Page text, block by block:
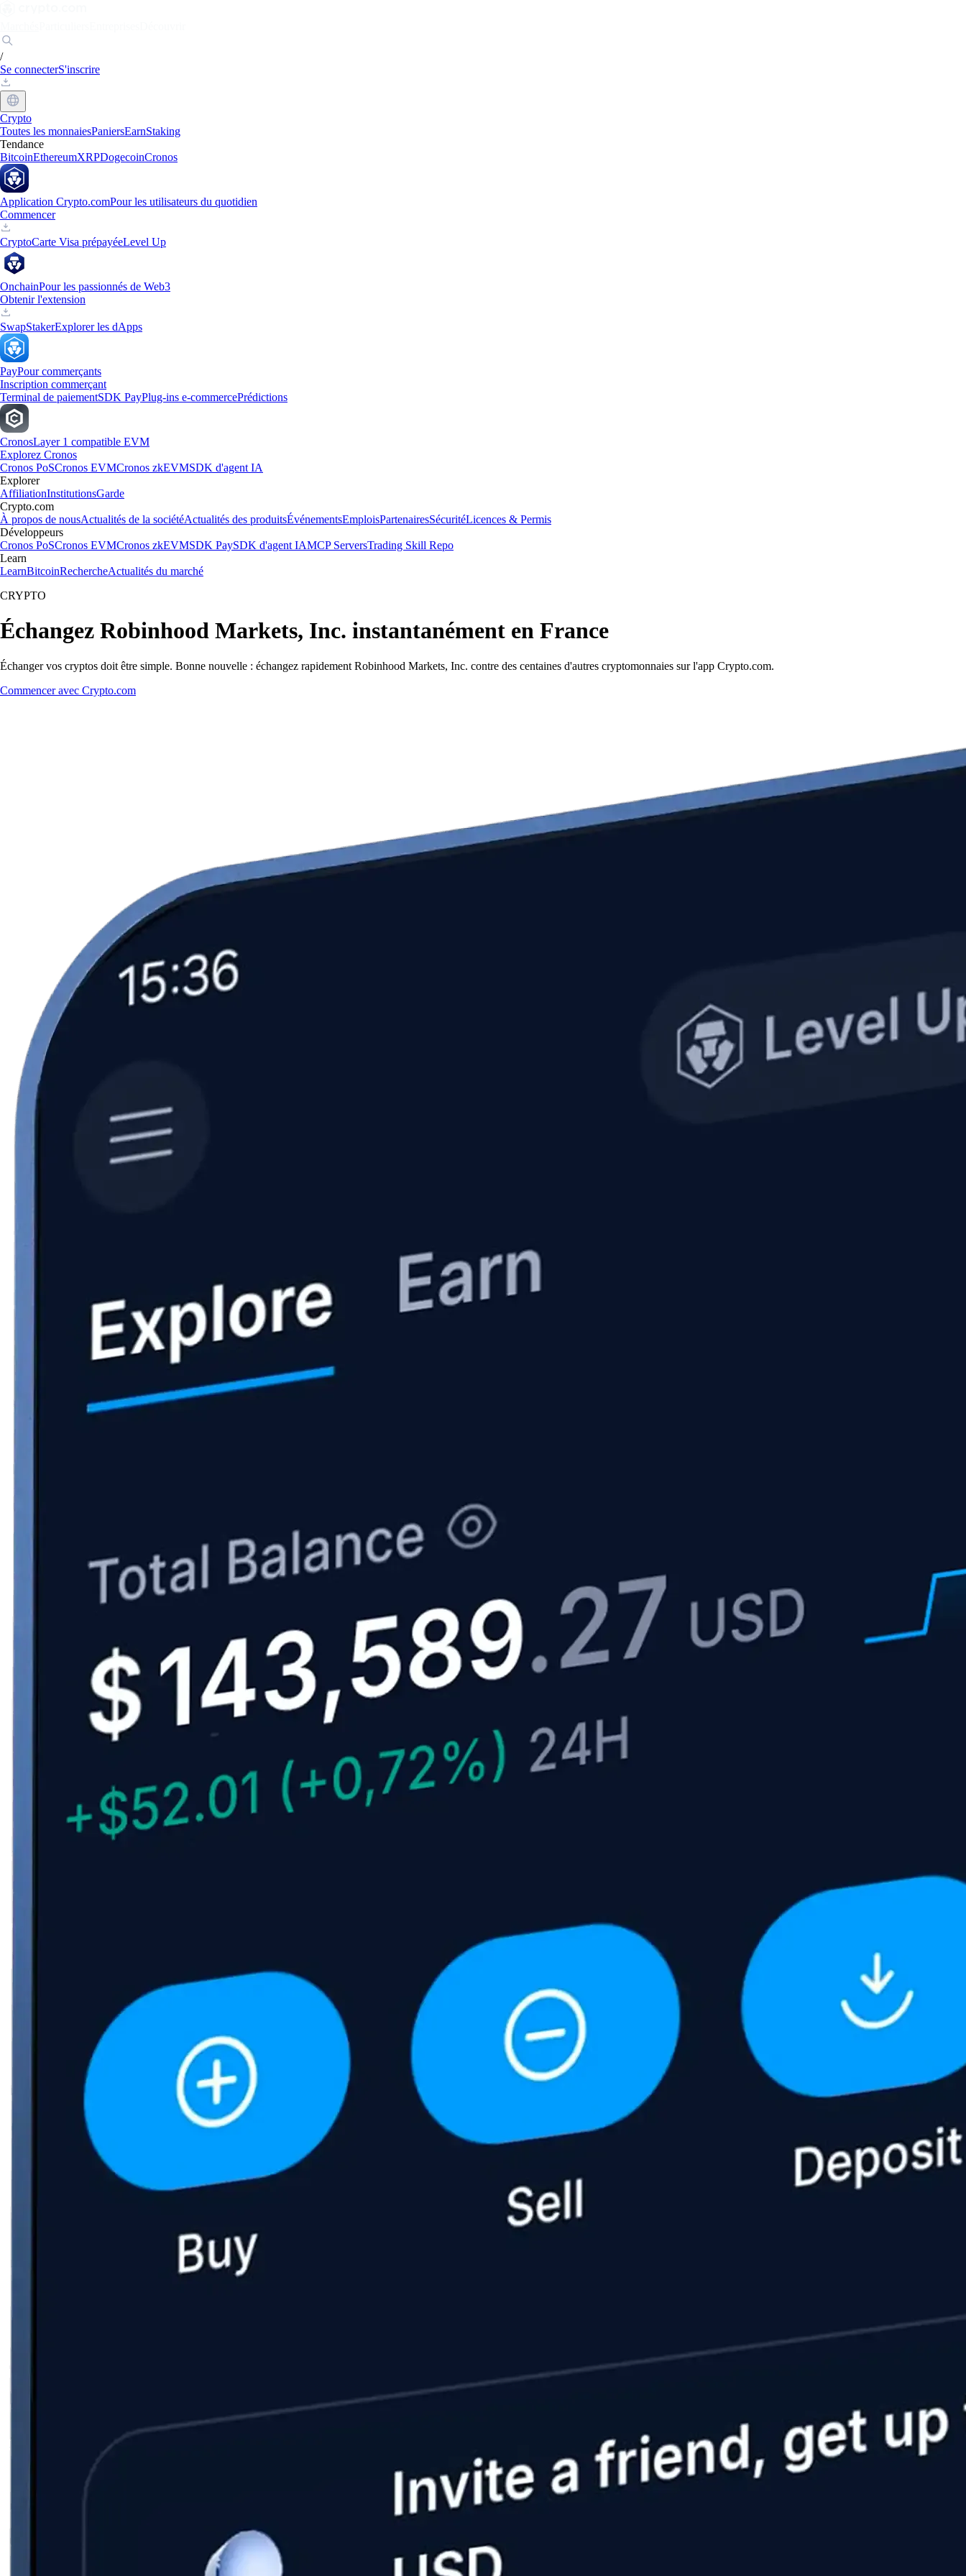
/
Se connecterS'inscrire
Crypto
Toutes les monnaiesPaniersEarnStaking
Tendance
BitcoinEthereumXRPDogecoinCronos
Application Crypto.comPour les utilisateurs du quotidien
Commencer
CryptoCarte Visa prépayéeLevel Up
OnchainPour les passionnés de Web3
Obtenir l'extension
SwapStakerExplorer les dApps
PayPour commerçants
Inscription commerçant
Terminal de paiementSDK PayPlug-ins e-commercePrédictions
CronosLayer 1 compatible EVM
Explorez Cronos
Cronos PoSCronos EVMCronos zkEVMSDK d'agent IA
Explorer
AffiliationInstitutionsGarde
Crypto.com
À propos de nousActualités de la sociétéActualités des produitsÉvénementsEmploisPartenairesSécuritéLicences & Permis
Développeurs
Cronos PoSCronos EVMCronos zkEVMSDK PaySDK d'agent IAMCP ServersTrading Skill Repo
Learn
LearnBitcoinRechercheActualités du marché
CRYPTO
Échangez Robinhood Markets, Inc. instantanément en France
Échanger vos cryptos doit être simple. Bonne nouvelle : échangez rapidement Robinhood Markets, Inc. contre des centaines d'autres cryptomonnaies sur l'app Crypto.com.
Commencer avec Crypto.com